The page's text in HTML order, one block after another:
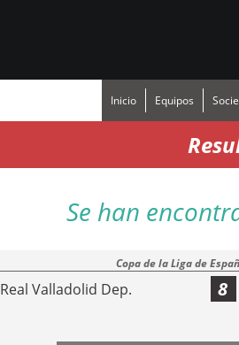
Inicio Equipos
Se han
Copa de la Liga de
Real Valladolid Dep. 8